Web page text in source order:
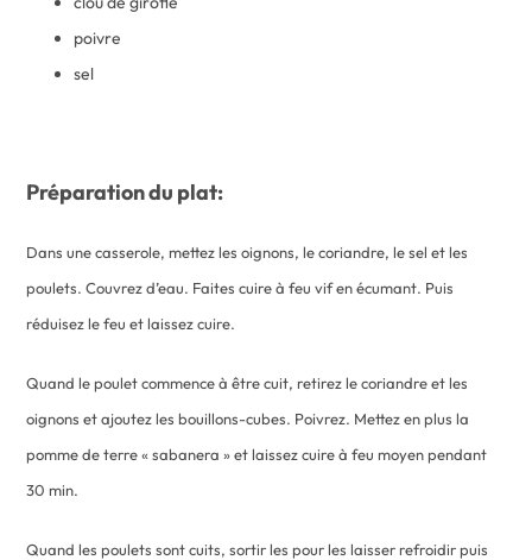
poivre
sel
Préparation du plat:
Dans une casserole, mettez les oignons, le coriandre, le sel et les
poulets. Couvrez d’eau. Faites cuire à feu vif en écumant. Puis
réduisez le feu et laissez cuire.
Quand le poulet commence à être cuit, retirez le coriandre et les
oignons et ajoutez les bouillons-cubes. Poivrez. Mettez en plus la
pomme de terre « sabanera » et laissez cuire à feu moyen pendant
30 min.
Quand les poulets sont cuits, sortir les pour les laisser refroidir puis